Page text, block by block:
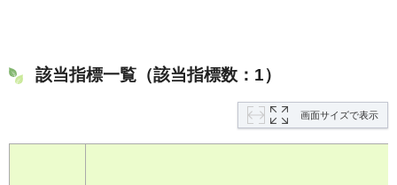
該当指標一覧（該当指標数：1）
画面サイズで表示